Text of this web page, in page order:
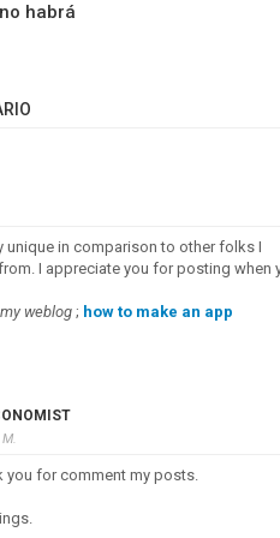
habrá
unique in comparison to other folks I
I appreciate you for posting
weblog ; how to make an app
you for comment my posts.